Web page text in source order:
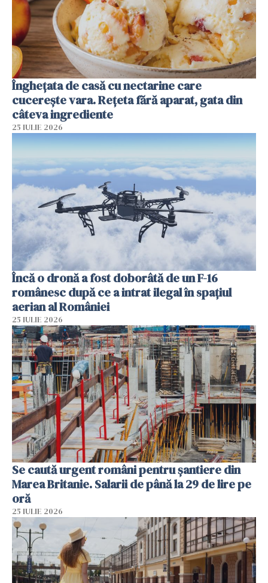
Înghețata de casă cu nectarine care
cucerește vara. Rețeta fără aparat, gata din
câteva ingrediente
25 IULIE 2026
Încă o dronă a fost doborâtă de un F-16
românesc după ce a intrat ilegal în spațiul
aerian al României
25 IULIE 2026
Se caută urgent români pentru șantiere din
Marea Britanie. Salarii de până la 29 de lire pe
oră
25 IULIE 2026